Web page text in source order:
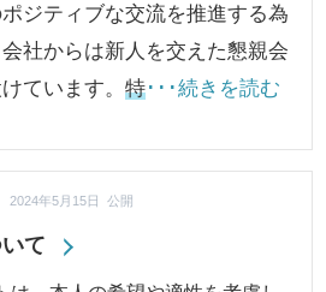
ジティブな交流を推進する為
社からは新人を交えた懇親会
ています。特･･･続きを読む
て
2024年5月15日 公開